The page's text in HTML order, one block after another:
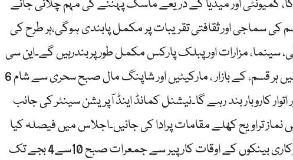
کمیونٹی اور میڈیا کے ذریعے ماسک پہننے کی مہم چلائی جائے
کی سماجی اور ثقافتی تقریبات پر مکمل پابندی ہوگی،ہر طرح کی
سینما، مزارات اور پبلک پارکس مکمل طورپربندرہیں گے۔این سی
او سی نے فیصلہ کیا ہے کہ ملک بھر میں ہر قسم، کے بازار ، مارکیٹیں اور شاپنگ مال صبح سحری سے شام 6
کاروبار بند رہے گا۔نیشنل کمانڈ اینڈ آپریشن سینٹر کی جانب
تراویح کھلے مقامات پرادا کی جائیں۔اجلاس میں فیصلہ کیا
گیا ہے کہ ملک بھر میں تمام نجی و سرکاری بینکوں کے اوقات کار پیر سے جمعرات صبح 10سے4 بجے تک